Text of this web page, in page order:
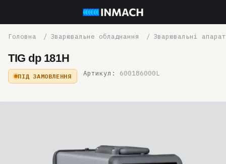
Зварювальне обладнання Зварювальні
TIG dp 181H
ПІД ЗАМОВЛЕННЯ Артикул: 600186000L